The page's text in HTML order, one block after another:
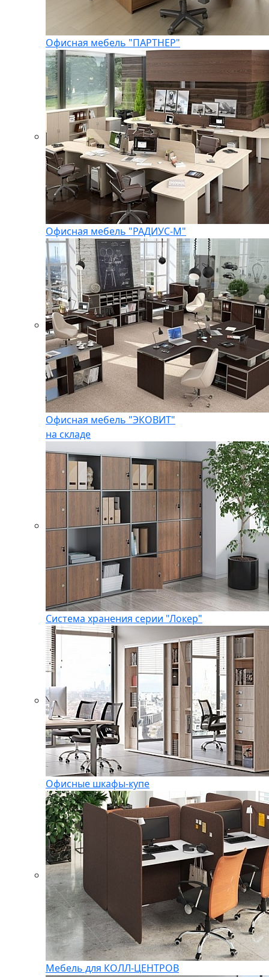
Офисная мебель "ПАРТНЕР"
Офисная мебель "РАДИУС-М"
Офисная мебель "ЭКОВИТ"
на складе
Система хранения серии "Локер"
Офисные шкафы-купе
Мебель для КОЛЛ-ЦЕНТРОВ